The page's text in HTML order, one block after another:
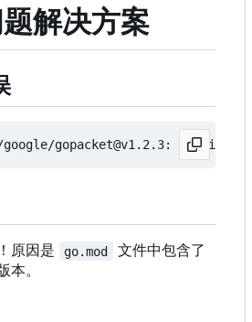
解决方案
原因是 go.mod
文件中包含了
本。